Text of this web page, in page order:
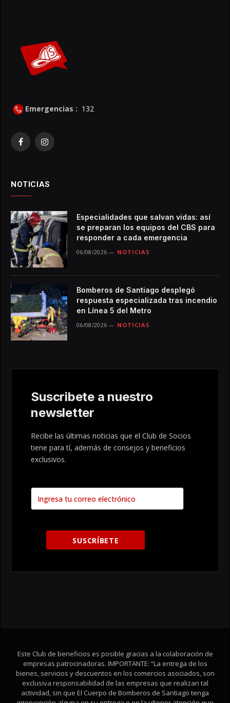
Emergencias : 132
FacebookInstagram
NOTICIAS
Especialidades que salvan vidas: así
se preparan los equipos del CBS para
responder a cada emergencia
06/08/2026 NOTICIAS
Bomberos de Santiago desplegó
respuesta especializada tras incendio
en Línea 5 del Metro
06/08/2026 NOTICIAS
Suscribete a nuestro
newsletter
Recibe las últimas noticias que el Club de Socios
tiene para tí, además de consejos y beneficios
exclusivos.
Este Club de beneficios es posible gracias a la colaboración de
empresas patrocinadoras. IMPORTANTE: “La entrega de los
bienes, servicios y descuentos en los comercios asociados, son
exclusiva responsabilidad de las empresas que realizan tal
actividad, sin que El Cuerpo de Bomberos de Santiago tenga